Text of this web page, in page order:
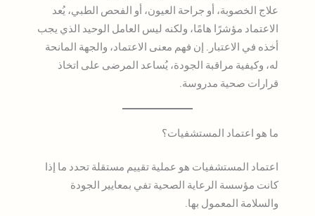
علاج الخصوبة، أو جراحة العيون، أو الفحص الطبي، يُعد
الاعتماد مؤشرًا هامًا، ولكنه ليس العامل الوحيد الذي يجب
أخذه في الاعتبار. إن فهم معنى الاعتماد، والجهة المانحة
له، وكيفية مراقبة الجودة، يُساعد المرضى على اتخاذ
قرارات صحية مدروسة.
ما هو اعتماد المستشفيات؟
اعتماد المستشفيات هو عملية تقييم مستقلة تحدد ما إذا
كانت مؤسسة الرعاية الصحية تفي بمعايير الجودة
والسلامة المعمول بها.